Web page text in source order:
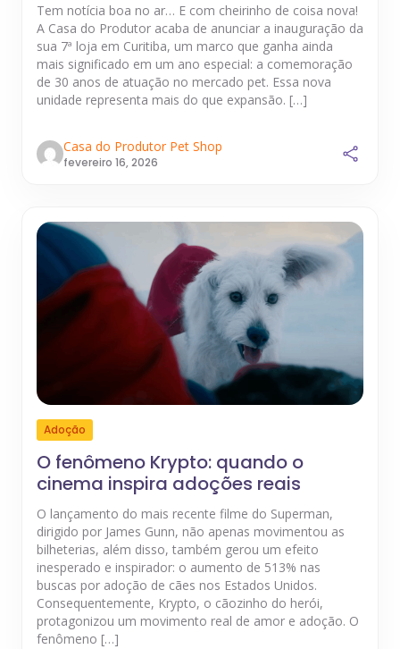
Tem notícia boa no ar… E com cheirinho de coisa nova!
A Casa do Produtor acaba de anunciar a inauguração da
sua 7ª loja em Curitiba, um marco que ganha ainda
mais significado em um ano especial: a comemoração
de 30 anos de atuação no mercado pet. Essa nova
unidade representa mais do que expansão. […]
Casa do Produtor Pet Shop
fevereiro 16, 2026
Adoção
O fenômeno Krypto: quando o
cinema inspira adoções reais
O lançamento do mais recente filme do Superman,
dirigido por James Gunn, não apenas movimentou as
bilheterias, além disso, também gerou um efeito
inesperado e inspirador: o aumento de 513% nas
buscas por adoção de cães nos Estados Unidos.
Consequentemente, Krypto, o cãozinho do herói,
protagonizou um movimento real de amor e adoção. O
fenômeno […]